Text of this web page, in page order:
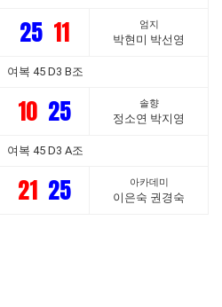
25 11 엄지
박현미 박선영
여복 45 D3 B조
10 25 솔향
정소연 박지영
여복 45 D3 A조
21 25 아카데미
이은숙 권경숙